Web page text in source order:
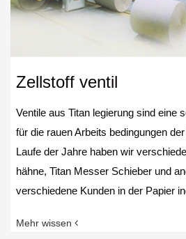
Zellstoff ventil
Ventile aus Titan legierung sind eine
für die rauen Arbeits bedingungen
Laufe der Jahre haben wir
hähne, Titan Messer Schieber und
verschiedene Kunden in der Papier
Mehr wissen